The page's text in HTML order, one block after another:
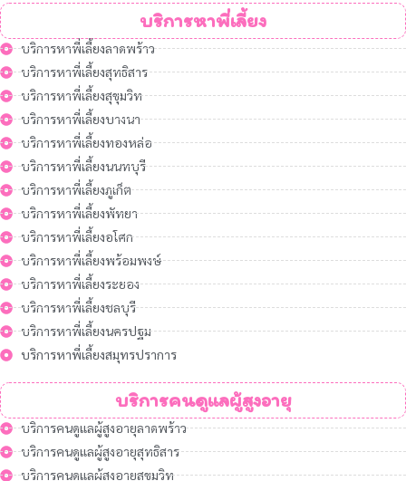
บริการหาพี่เลี้ยง
บริการหาพี่เลี้ยงลาดพร้าว
บริการหาพี่เลี้ยงสุทธิสาร
บริการหาพี่เลี้ยงสุขุมวิท
บริการหาพี่เลี้ยงบางนา
บริการหาพี่เลี้ยงทองหล่อ
บริการหาพี่เลี้ยงนนทบุรี
บริการหาพี่เลี้ยงภูเก็ต
บริการหาพี่เลี้ยงพัทยา
บริการหาพี่เลี้ยงอโศก
บริการหาพี่เลี้ยงพร้อมพงษ์
บริการหาพี่เลี้ยงระยอง
บริการหาพี่เลี้ยงชลบุรี
บริการหาพี่เลี้ยงนครปฐม
บริการหาพี่เลี้ยงสมุทรปราการ
บริการคนดูแลผู้สูงอายุ
บริการคนดูแลผู้สูงอายุลาดพร้าว
บริการคนดูแลผู้สูงอายุสุทธิสาร
บริการคนดูแลผู้สูงอายุสุขุมวิท